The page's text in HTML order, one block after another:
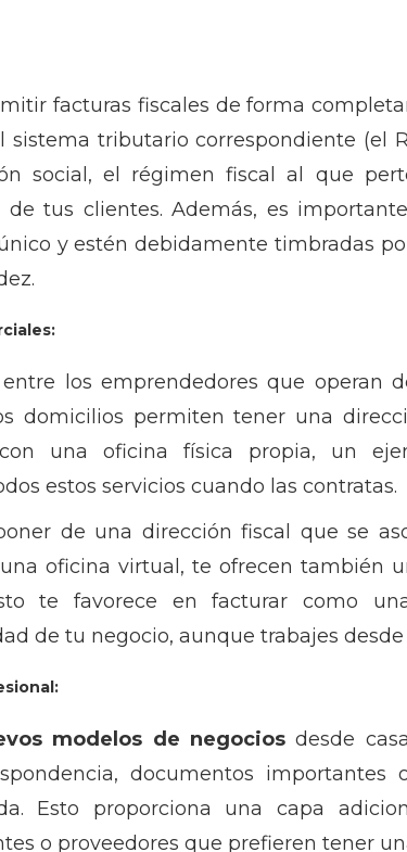
facturas fiscales de forma
tributario correspondiente (el
social, el régimen fiscal al que
tus clientes. Además, es
y estén debidamente timbradas
los emprendedores que operan
domicilios permiten tener una
una oficina física propia, un
estos servicios cuando las contratas.
de una dirección fiscal que se
oficina virtual, te ofrecen también
te favorece en facturar como
de tu negocio, aunque trabajes desde
modelos de negociosdesde
documentos
Esto proporciona una capa
o proveedores que prefieren tener